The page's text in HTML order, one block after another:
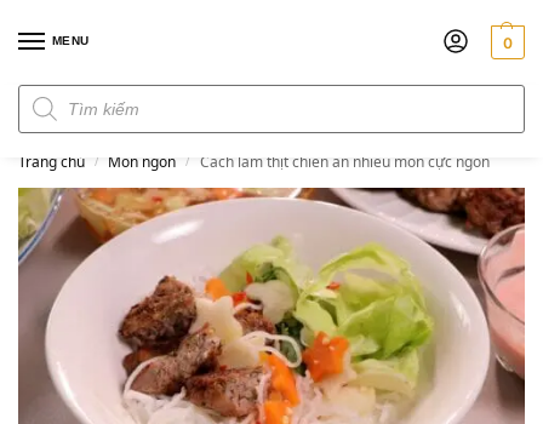
MENU 0
Trang chủ / Món ngon / Cách làm thịt chiên ăn nhiều món cực ngon